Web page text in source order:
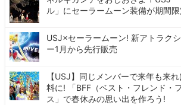
ル」にセーラームーン装備が期間
USJ×セーラームーン! 新アトラク
ー1月から先行販売
【USJ】同じメンバーで来年も来
料に! 「BFF（ベスト・フレンド・
ス」で春休みの思い出を作ろう!